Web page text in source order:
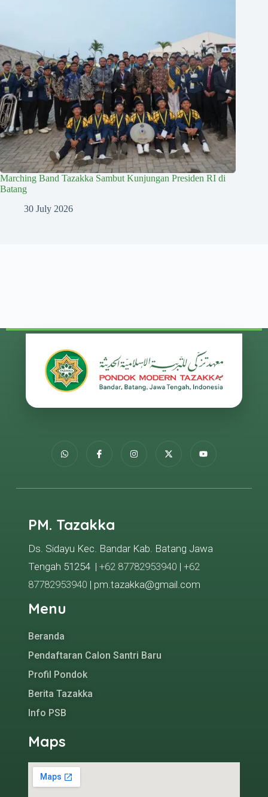
Marching Band Tazakka Sambut Kunjungan Presiden RI di
Batang
30 July 2026
PM. Tazakka
Ds. Sidayu Kec. Bandar Kab. Batang Jawa
Tengah 51254 | +62 87782953940 | +62
87782953940 | pm.tazakka@gmail.com
Menu
Beranda
Pendaftaran Calon Santri Baru
Profil Pondok
Berita Tazakka
Info PSB
Maps